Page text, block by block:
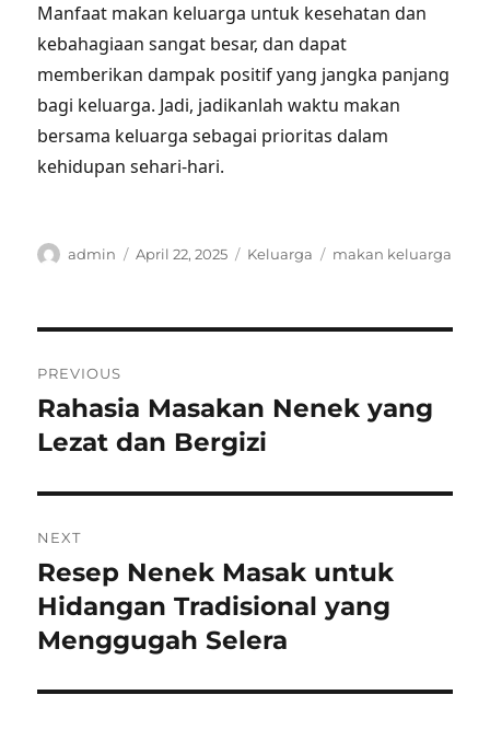
Manfaat makan keluarga untuk kesehatan dan
kebahagiaan sangat besar, dan dapat
memberikan dampak positif yang jangka panjang
bagi keluarga. Jadi, jadikanlah waktu makan
bersama keluarga sebagai prioritas dalam
kehidupan sehari-hari.
Author
admin
Posted
April 22, 2025 Categories
Keluarga Tags
makan keluarga
navigation
PREVIOUS
Previous
post:
Rahasia Masakan Nenek yang
Lezat dan Bergizi
NEXT
Next
post:
Resep Nenek Masak untuk
Hidangan Tradisional yang
Menggugah Selera